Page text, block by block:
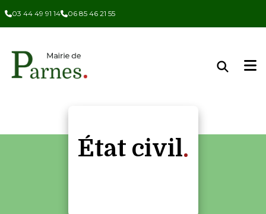
03 44 49 91 14 06 85 46 21 55
État civil
Panneau de gestion des cookies